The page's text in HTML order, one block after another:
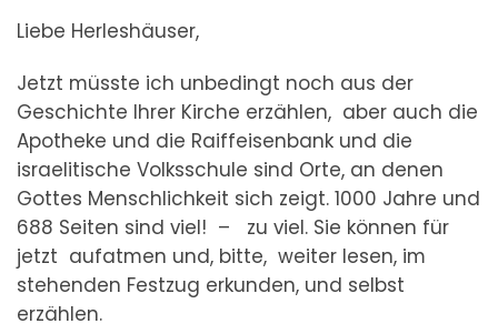
Liebe Herleshäuser,
Jetzt müsste ich unbedingt noch aus der
Geschichte Ihrer Kirche erzählen, aber auch die
Apotheke und die Raiffeisenbank und die
israelitische Volksschule sind Orte, an denen
Gottes Menschlichkeit sich zeigt. 1000 Jahre und
688 Seiten sind viel! – zu viel. Sie können für
jetzt aufatmen und, bitte, weiter lesen, im
stehenden Festzug erkunden, und selbst
erzählen.